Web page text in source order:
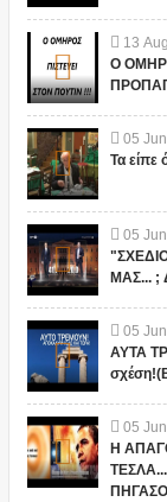
13 Aug
Ο
05 Jun
Τα είπε
05 Jun
ΜΑΣ... ;
05 Jun
ΑΥΤΑ
05 Jun
Η